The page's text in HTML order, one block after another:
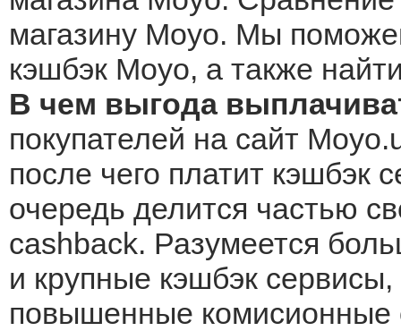
магазину Moyo. Мы
кэшбэк Moyo, а также
В чем выгода
покупателей на сайт
после чего платит кэшбэк
очередь делится частью
cashback. Разумеется
и крупные кэшбэк
повышенные комисионные